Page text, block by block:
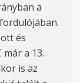
a
és
a 13.
is az